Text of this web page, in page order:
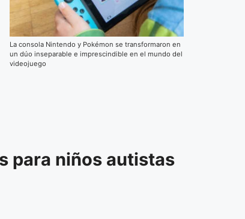
La consola Nintendo y Pokémon se transformaron en
un dúo inseparable e imprescindible en el mundo del
videojuego
para niños autistas